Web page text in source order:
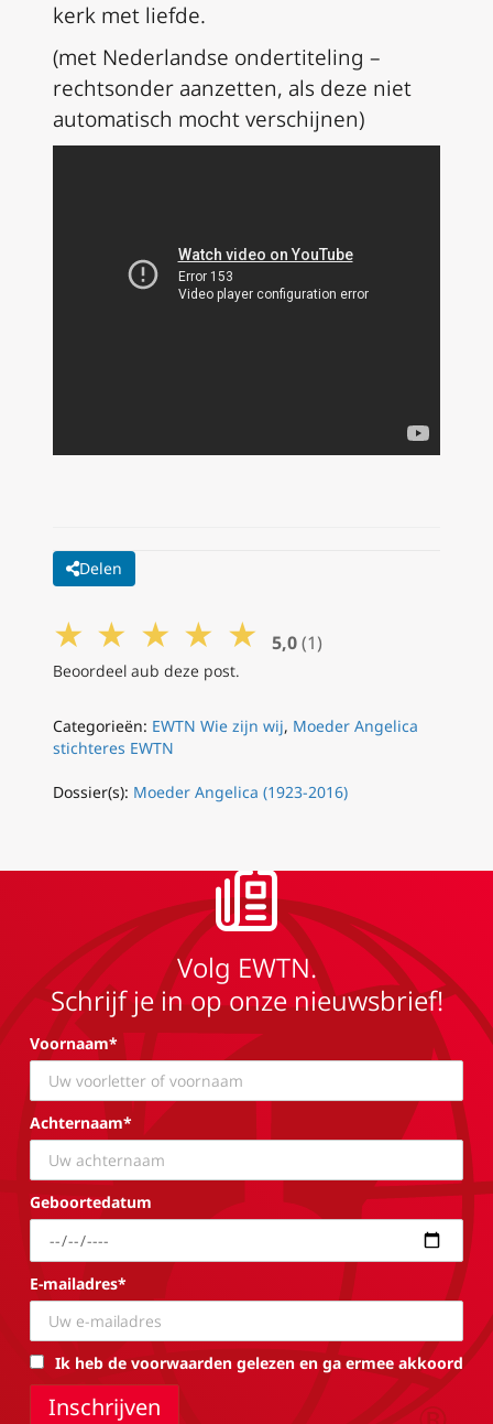
kerk met liefde.
(met Nederlandse ondertiteling –
rechtsonder aanzetten, als deze niet
automatisch mocht verschijnen)
Delen
★ ★ ★ ★ ★ 5,0 (1)
Beoordeel aub deze post.
Categorieën: EWTN Wie zijn wij, Moeder Angelica
stichteres EWTN
Dossier(s): Moeder Angelica (1923-2016)
Volg EWTN.
Schrijf je in op onze nieuwsbrief!
Voornaam*
Achternaam*
Geboortedatum
E-mailadres*
Ik heb de voorwaarden gelezen en ga ermee akkoord